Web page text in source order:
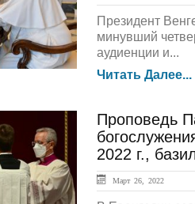
Президент
минувший
аудиенции и...
Читать Далее...
Проповедь
2022 г.,
Март 26, 2022